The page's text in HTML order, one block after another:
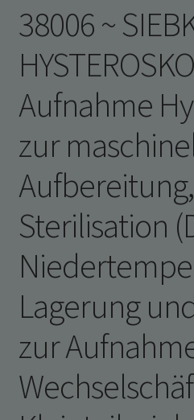
38006 ~
Aufnahme
zur
Aufbereitung,
Sterilisation
Lagerung
zur